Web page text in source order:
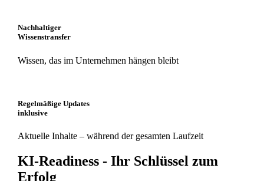
Nachhaltiger
Wissenstransfer
Wissen, das im Unternehmen hängen bleibt
Regelmäßige Updates
inklusive
Aktuelle Inhalte – während der gesamten Laufzeit
KI-Readiness - Ihr Schlüssel zum
Erfolg